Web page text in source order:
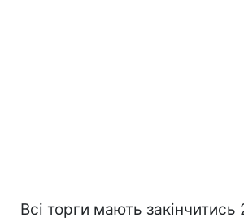
Всі торги мають закінчитись